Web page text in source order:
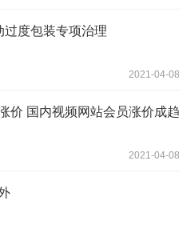
过度包装专项治理
2021-04-08
价 国内视频网站会员涨价成趋
2021-04-08